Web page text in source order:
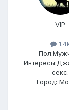
VIP
Пол:
Интересы:
секс.
Город: